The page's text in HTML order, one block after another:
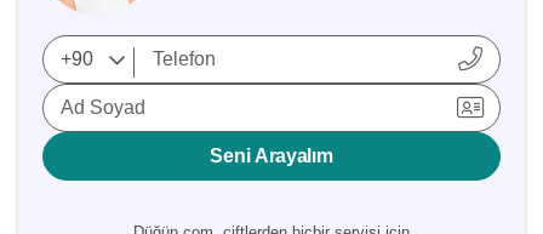
Ad Soyad
Seni Arayalım